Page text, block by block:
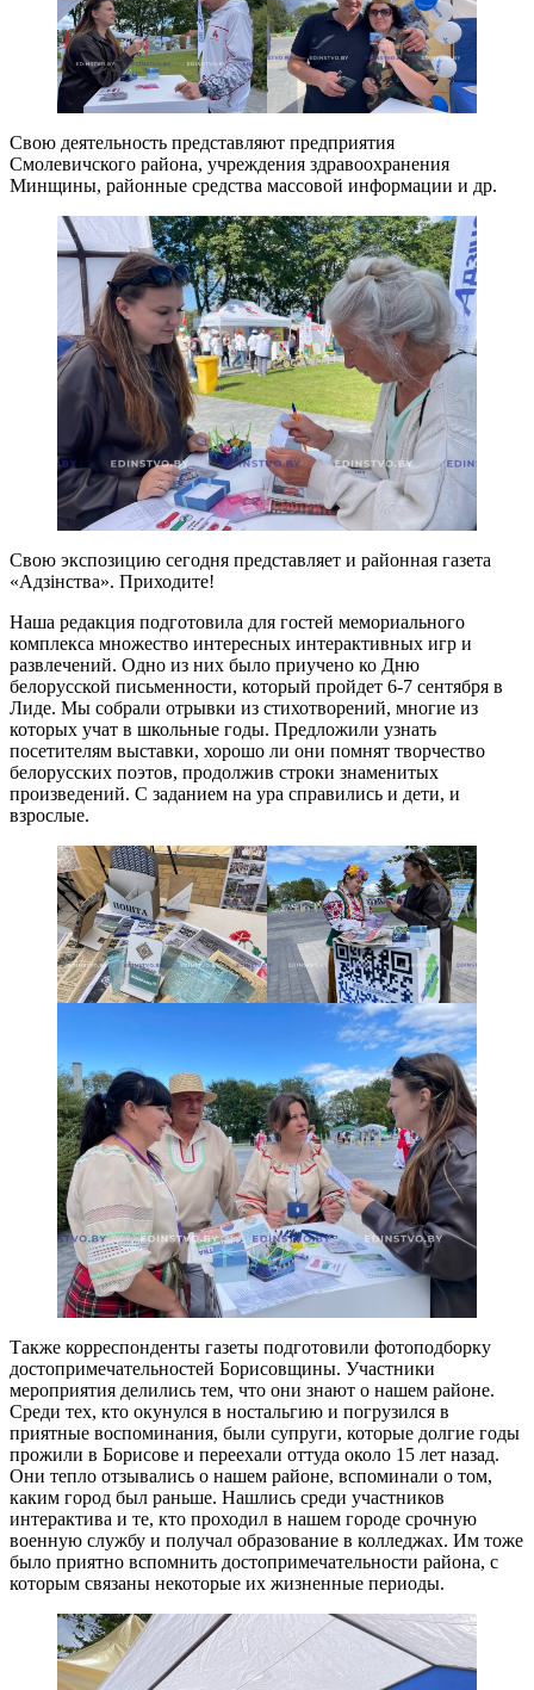
Свою деятельность представляют предприятия
Смолевичского района, учреждения здравоохранения
Минщины, районные средства массовой информации и др.
Свою экспозицию сегодня представляет и районная газета
«Адзiнства». Приходите!
Наша редакция подготовила для гостей мемориального
комплекса множество интересных интерактивных игр и
развлечений. Одно из них было приучено ко Дню
белорусской письменности, который пройдет 6-7 сентября в
Лиде. Мы собрали отрывки из стихотворений, многие из
которых учат в школьные годы. Предложили узнать
посетителям выставки, хорошо ли они помнят творчество
белорусских поэтов, продолжив строки знаменитых
произведений. С заданием на ура справились и дети, и
взрослые.
Также корреспонденты газеты подготовили фотоподборку
достопримечательностей Борисовщины. Участники
мероприятия делились тем, что они знают о нашем районе.
Среди тех, кто окунулся в ностальгию и погрузился в
приятные воспоминания, были супруги, которые долгие годы
прожили в Борисове и переехали оттуда около 15 лет назад.
Они тепло отзывались о нашем районе, вспоминали о том,
каким город был раньше. Нашлись среди участников
интерактива и те, кто проходил в нашем городе срочную
военную службу и получал образование в колледжах. Им тоже
было приятно вспомнить достопримечательности района, с
которым связаны некоторые их жизненные периоды.